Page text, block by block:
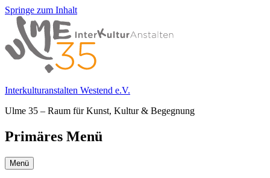
Springe zum Inhalt
Interkulturanstalten Westend e.V.
Ulme 35 – Raum für Kunst, Kultur & Begegnung
Primäres Menü
Menü